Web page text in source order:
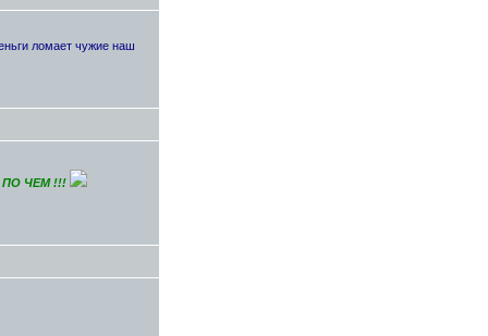
ломает чужие наш
ПО ЧЕМ !!!